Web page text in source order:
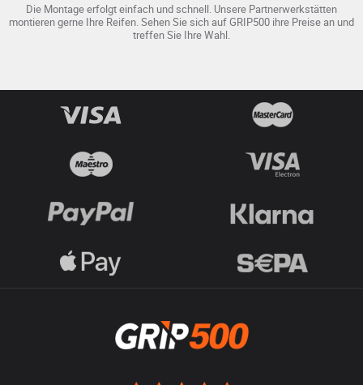
Die Montage erfolgt einfach und schnell. Unsere Partnerwerkstätten
montieren gerne Ihre Reifen. Sehen Sie sich auf GRIP500 ihre Preise an und
treffen Sie Ihre Wahl.